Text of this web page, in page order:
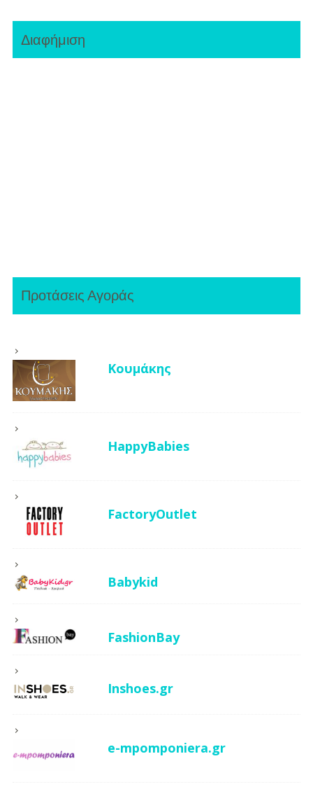
Διαφήμιση
Προτάσεις Αγοράς
Κουμάκης
HappyBabies
FactoryOutlet
Babykid
FashionBay
Inshoes.gr
e-mpomponiera.gr